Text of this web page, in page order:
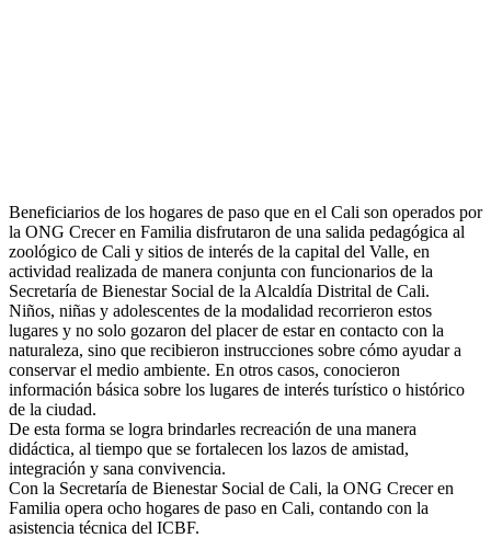
Beneficiarios de los hogares de paso que en el Cali son operados por
la ONG Crecer en Familia disfrutaron de una salida pedagógica al
zoológico de Cali y sitios de interés de la capital del Valle, en
actividad realizada de manera conjunta con funcionarios de la
Secretaría de Bienestar Social de la Alcaldía Distrital de Cali.
Niños, niñas y adolescentes de la modalidad recorrieron estos
lugares y no solo gozaron del placer de estar en contacto con la
naturaleza, sino que recibieron instrucciones sobre cómo ayudar a
conservar el medio ambiente. En otros casos, conocieron
información básica sobre los lugares de interés turístico o histórico
de la ciudad.
De esta forma se logra brindarles recreación de una manera
didáctica, al tiempo que se fortalecen los lazos de amistad,
integración y sana convivencia.
Con la Secretaría de Bienestar Social de Cali, la ONG Crecer en
Familia opera ocho hogares de paso en Cali, contando con la
asistencia técnica del ICBF.